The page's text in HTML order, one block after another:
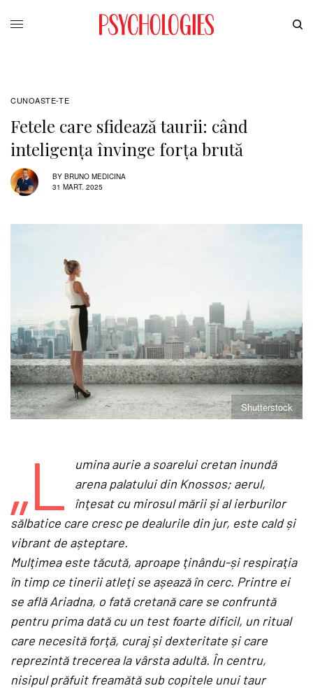
CUNOASTE-TE
Fetele care sfidează taurii: când
inteligenţa învinge forţa brută
BY BRUNO MEDICINA
31 MART. 2025
Shutterstock
„L
umina aurie a soarelui cretan inundă
arena palatului din Knossos; aerul,
înţesat cu mirosul mării și al ierburilor
sălbatice care cresc pe dealurile din jur, este cald și
vibrant de așteptare.
Mulţimea este tăcută, aproape ţinându-și respiraţia
în timp ce tinerii atleţi se așează în cerc. Printre ei
se află Ariadna, o fată cretană care se confruntă
pentru prima dată cu un test foarte dificil, un ritual
care necesită forţă, curaj și dexteritate și care
reprezintă trecerea la vârsta adultă. În centru,
nisipul prăfuit freamătă sub copitele unui taur